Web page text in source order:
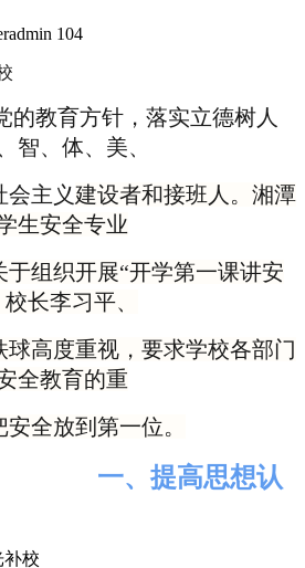
104
的教育方针，落实立德树人
智、体、美、
会主义建设者和接班人。湘潭
生安全专业
于组织开展“开学第一课讲安
长李习平、
球高度重视，要求学校各部门
全教育的重
全放到第一位。
一、提高思想认